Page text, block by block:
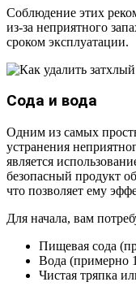
Соблюдение этих
из-за неприятного
сроком эксплуатации.
Сода и вода
Одним из самых
устранения
является
безопасный продукт
что позволяет ему
Для начала, вам
Пищевая сода
Вода (примерно
Чистая тряпка